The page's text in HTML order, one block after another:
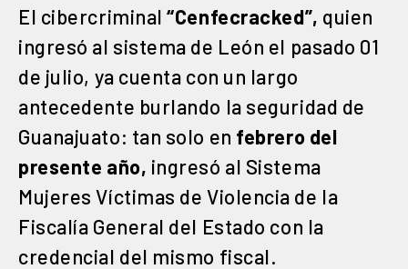
El cibercriminal“Cenfecracked”, quien
ingresó al sistema de León el pasado 01
de julio, ya cuenta con un largo
antecedente burlando la seguridad de
Guanajuato: tan solo en febrero del
presente año, ingresó al Sistema
Mujeres Víctimas de Violencia de la
Fiscalía General del Estado con la
credencial del mismo fiscal.